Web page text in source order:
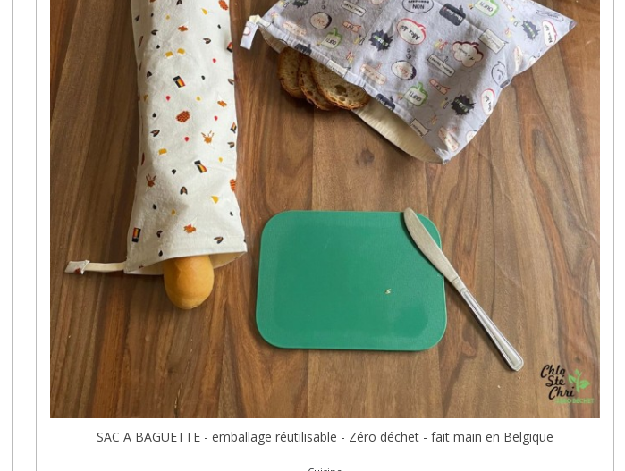
SAC A BAGUETTE - emballage réutilisable - Zéro déchet - fait main en Belgique